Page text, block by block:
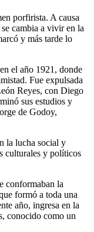
porfirista. A causa
cambia a vivir en la
y más tarde lo
el año 1921, donde
Fue expulsada
Reyes, con Diego
sus estudios y
de Godoy,
la lucha social y
culturales y políticos
conformaban la
formó a toda una
año, ingresa en la
conocido como un